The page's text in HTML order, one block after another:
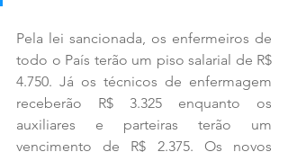
Pela lei sancionada, os enfermeiros de
todo o País terão um piso salarial de R$
4.750. Já os técnicos de enfermagem
receberão R$ 3.325 enquanto os
auxiliares e parteiras terão um
vencimento de R$ 2.375. Os novos